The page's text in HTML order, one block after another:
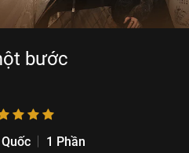
bước
1 Phần